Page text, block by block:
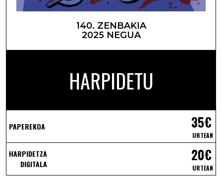
140. ZENBAKIA
2025 NEGUA
HARPIDETU
PAPEREKOA 35€
URTEAN
HARPIDETZA
DIGITALA
20€
URTEAN